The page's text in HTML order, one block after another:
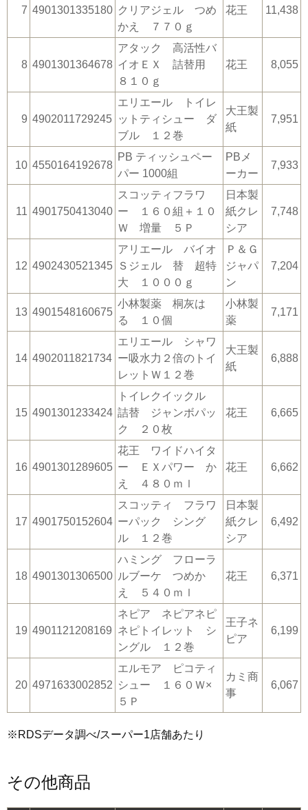
7 4901301335180 クリアジェル つめ
かえ ７７０ｇ
花王 11,438
8 4901301364678
アタック 高活性バ
イオＥＸ 詰替用
８１０ｇ
花王 8,055
9 4902011729245
エリエール トイレ
ットティシュー ダ
ブル １２巻
大王製
紙
7,951
10 4550164192678
PB ティッシュペー
パー 1000組
PBメ
ーカー
7,933
11 4901750413040
スコッティフラワ
ー １６０組＋１０
Ｗ 増量 ５Ｐ
日本製
紙クレ
シア
7,748
12 4902430521345
アリエール バイオ
Ｓジェル 替 超特
大 １０００ｇ
Ｐ＆Ｇ
ジャパ
ン
7,204
13 4901548160675
小林製薬 桐灰は
る １０個
小林製
薬
7,171
14 4902011821734
エリエール シャワ
ー吸水力２倍のトイ
レットＷ１２巻
大王製
紙
6,888
15 4901301233424
トイレクイックル
詰替 ジャンボパッ
ク ２０枚
花王 6,665
16 4901301289605
花王 ワイドハイタ
ー ＥＸパワー か
え ４８０ｍｌ
花王 6,662
17 4901750152604
スコッティ フラワ
ーパック シング
ル １２巻
日本製
紙クレ
シア
6,492
18 4901301306500
ハミング フローラ
ルブーケ つめか
え ５４０ｍｌ
花王 6,371
19 4901121208169
ネピア ネピアネピ
ネピトイレット シ
ングル １２巻
王子ネ
ピア
6,199
20 4971633002852
エルモア ピコティ
シュー １６０Ｗ×
５Ｐ
カミ商
事
6,067
※RDSデータ調べ/スーパー1店舗あたり
その他商品